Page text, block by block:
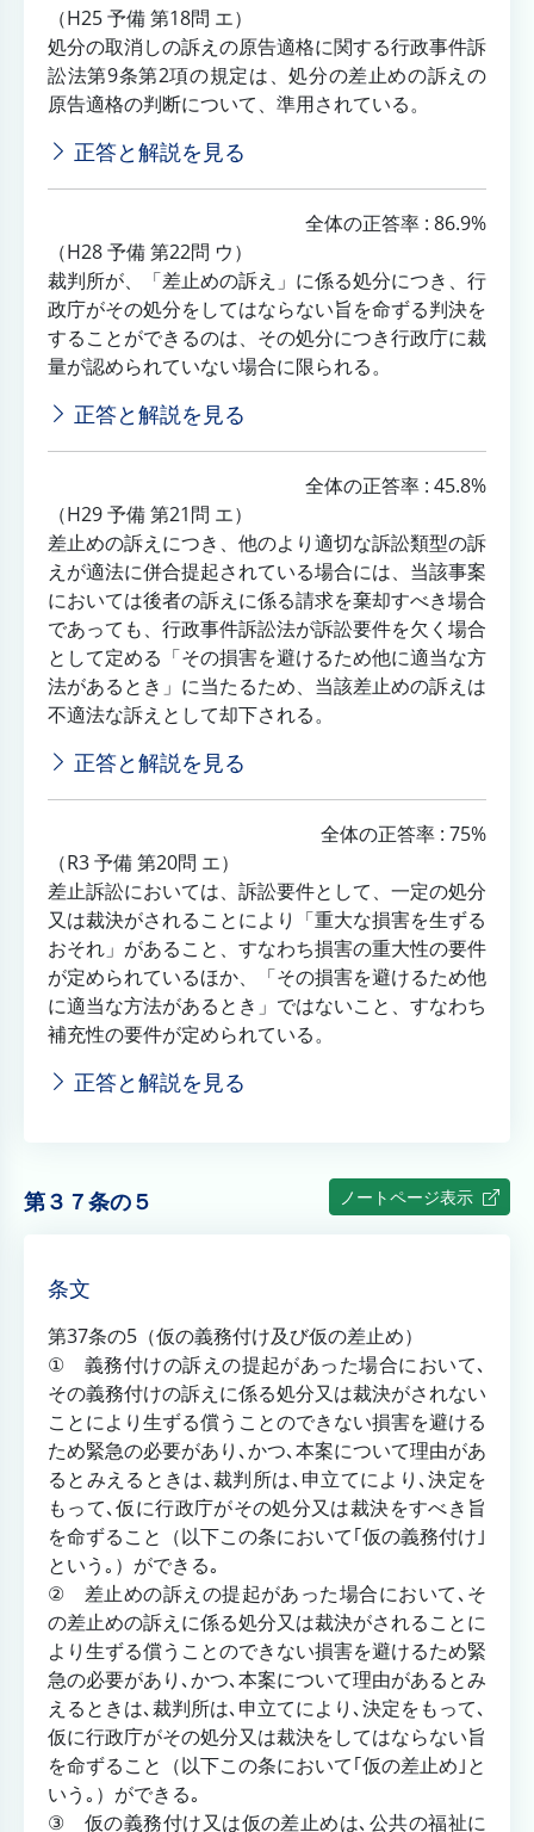
（H25 予備 第18問 エ）
処分の取消しの訴えの原告適格に関する行政事件訴
訟法第9条第2項の規定は、処分の差止めの訴えの
原告適格の判断について、準用されている。
正答と解説を見る
全体の正答率 : 86.9%
（H28 予備 第22問 ウ）
裁判所が、「差止めの訴え」に係る処分につき、行
政庁がその処分をしてはならない旨を命ずる判決を
することができるのは、その処分につき行政庁に裁
量が認められていない場合に限られる。
正答と解説を見る
全体の正答率 : 45.8%
（H29 予備 第21問 エ）
差止めの訴えにつき、他のより適切な訴訟類型の訴
えが適法に併合提起されている場合には、当該事案
においては後者の訴えに係る請求を棄却すべき場合
であっても、行政事件訴訟法が訴訟要件を欠く場合
として定める「その損害を避けるため他に適当な方
法があるとき」に当たるため、当該差止めの訴えは
不適法な訴えとして却下される。
正答と解説を見る
全体の正答率 : 75%
（R3 予備 第20問 エ）
差止訴訟においては、訴訟要件として、一定の処分
又は裁決がされることにより「重大な損害を生ずる
おそれ」があること、すなわち損害の重大性の要件
が定められているほか、「その損害を避けるため他
に適当な方法があるとき」ではないこと、すなわち
補充性の要件が定められている。
正答と解説を見る
第３７条の５ ノートページ表示
条文
第37条の5（仮の義務付け及び仮の差止め）
① 義務付けの訴えの提起があった場合において､
その義務付けの訴えに係る処分又は裁決がされない
ことにより生ずる償うことのできない損害を避ける
ため緊急の必要があり､かつ､本案について理由があ
るとみえるときは､裁判所は､申立てにより､決定を
もって､仮に行政庁がその処分又は裁決をすべき旨
を命ずること（以下この条において｢仮の義務付け｣
という｡）ができる｡
② 差止めの訴えの提起があった場合において､そ
の差止めの訴えに係る処分又は裁決がされることに
より生ずる償うことのできない損害を避けるため緊
急の必要があり､かつ､本案について理由があるとみ
えるときは､裁判所は､申立てにより､決定をもって､
仮に行政庁がその処分又は裁決をしてはならない旨
を命ずること（以下この条において｢仮の差止め｣と
いう｡）ができる｡
③ 仮の義務付け又は仮の差止めは､公共の福祉に